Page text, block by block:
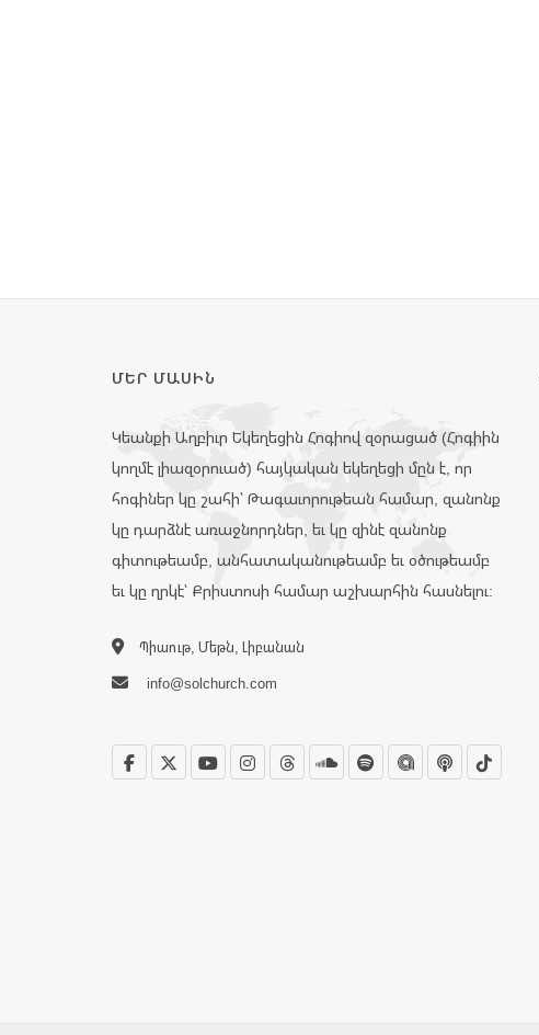
ՄԵՐ ՄԱՍԻՆ
Կեանքի Աղբիւր Եկեղեցին Հոգիով զօրացած (Հոգիին
կողմէ լիազօրուած) հայկական եկեղեցի մըն է, որ
հոգիներ կը շահի՝ Թագաւորութեան համար, զանոնք
կը դարձնէ առաջնորդներ, եւ կը զինէ զանոնք
գիտութեամբ, անհատականութեամբ եւ օծութեամբ
եւ կը ղրկէ՝ Քրիստոսի համար աշխարհին հասնելու:
Պիաութ, Մեթն, Լիբանան
info@solchurch.com